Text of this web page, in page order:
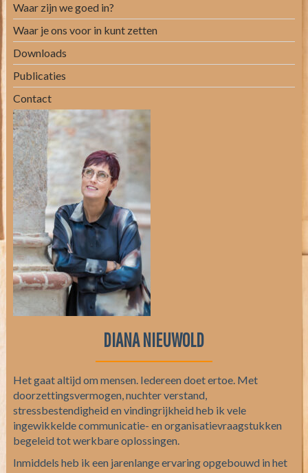
Waar zijn we goed in?
Waar je ons voor in kunt zetten
Downloads
Publicaties
Contact
DIANA NIEUWOLD
Het gaat altijd om mensen. Iedereen doet ertoe. Met
doorzettingsvermogen, nuchter verstand,
stressbestendigheid en vindingrijkheid heb ik vele
ingewikkelde communicatie- en organisatievraagstukken
begeleid tot werkbare oplossingen.
Inmiddels heb ik een jarenlange ervaring opgebouwd in het